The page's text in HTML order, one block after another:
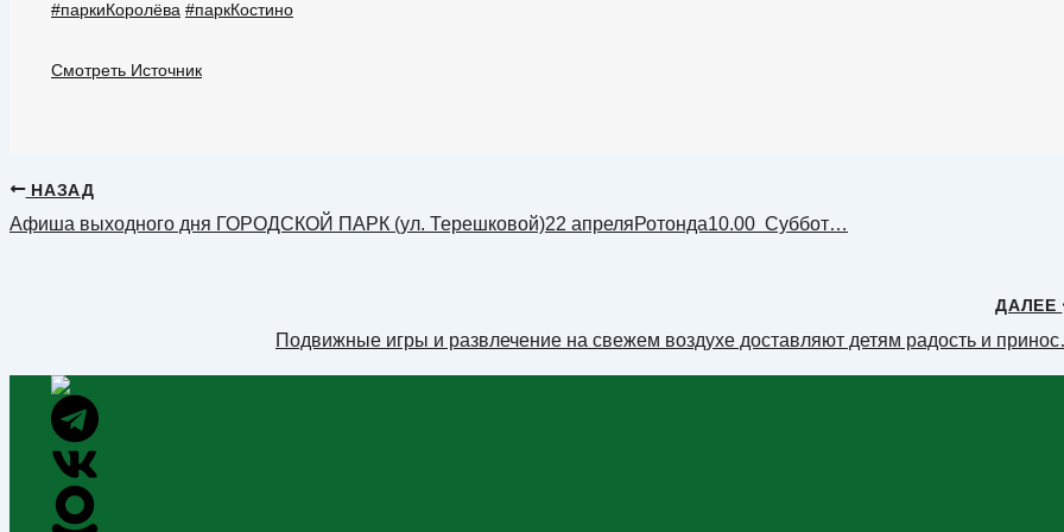
#паркиКоролёва #паркКостино
Смотреть Источник
НАЗАД
Афиша выходного дня ГОРОДСКОЙ ПАРК (ул. Терешковой)22 апреляРотонда10.00 Суббот…
ДАЛЕЕ
Подвижные игры и развлечение на свежем воздухе доставляют детям радость и